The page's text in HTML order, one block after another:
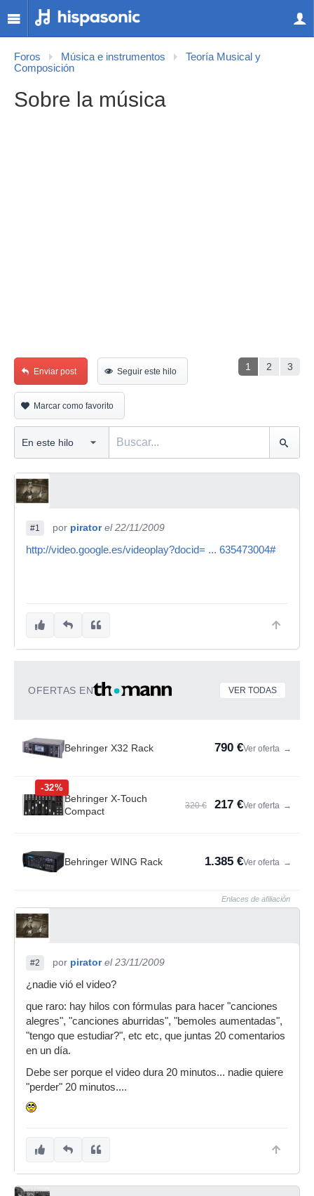
Foros Música e instrumentos
Teoría Musical y
Composición
Sobre la música
1 2 3
Enviar post Seguir este hilo
Marcar como favorito
#1 por pirator el 22/11/2009
http://video.google.es/videoplay?docid= ... 635473004#
OFERTAS EN VER TODAS
Behringer X32 Rack 790 €Ver oferta →
-32%
Behringer X-Touch
Compact
320 € 217 €Ver oferta →
Behringer WING Rack 1.385 €Ver oferta →
Enlaces de afiliación
#2 por pirator el 23/11/2009
¿nadie vió el video?
que raro: hay hilos con fórmulas para hacer "canciones
alegres", "canciones aburridas", "bemoles aumentadas",
"tengo que estudiar?", etc etc, que juntas 20 comentarios
en un día.
Debe ser porque el video dura 20 minutos... nadie quiere
"perder" 20 minutos....